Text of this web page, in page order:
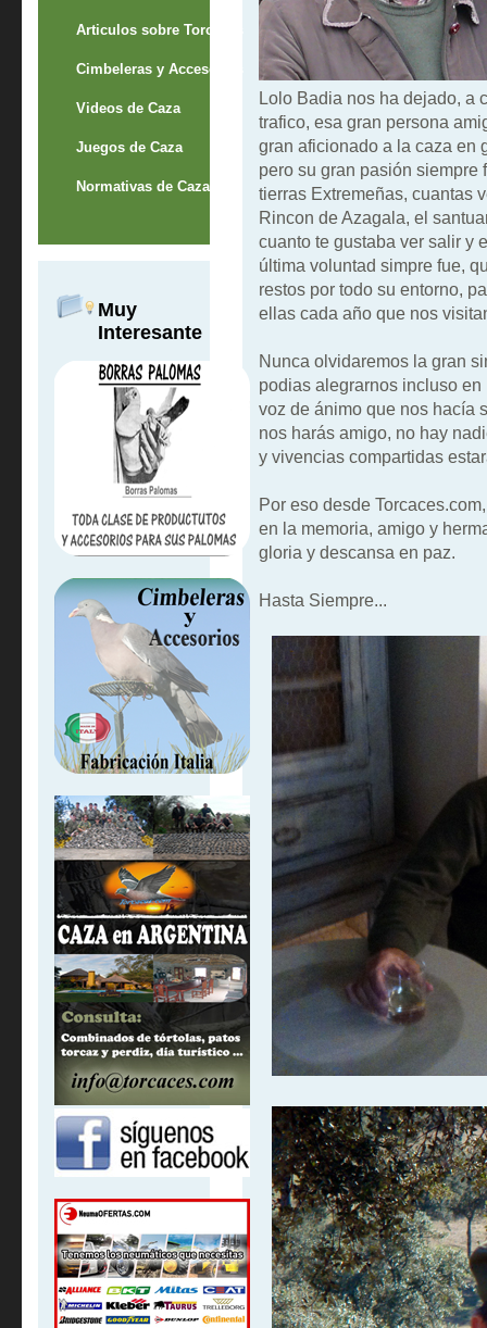
Articulos sobre Torcaces
Cimbeleras y Accesorios
Videos de Caza
Juegos de Caza
Normativas de Caza
Muy
Interesante
Lolo Badia nos ha dejado, a
trafico, esa gran persona
gran aficionado a la caza en
pero su gran pasión siempre
tierras Extremeñas, cuantas
Rincon de Azagala, el
cuanto te gustaba ver salir y
última voluntad simpre fue,
restos por todo su entorno,
ellas cada año que nos
Nunca olvidaremos la gran
podias alegrarnos incluso
voz de ánimo que nos hacía
nos harás amigo, no hay
y vivencias compartidas
Por eso desde
en la memoria, amigo y
gloria y descansa en paz.
Hasta Siempre...